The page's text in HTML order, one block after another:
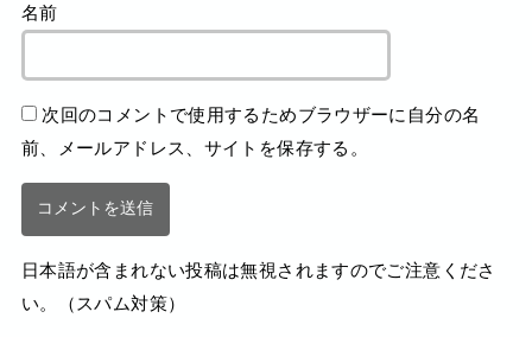
名前
次回のコメントで使用するためブラウザーに自分の名
前、メールアドレス、サイトを保存する。
日本語が含まれない投稿は無視されますのでご注意くださ
い。（スパム対策）